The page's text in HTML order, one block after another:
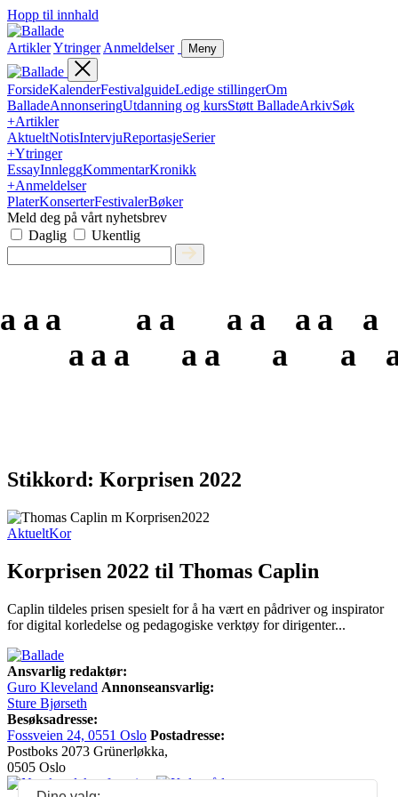
Hopp til innhald
ArtiklerYtringer Anmeldelser Meny
ForsideKalenderFestivalguideLedige stillingerOm
BalladeAnnonseringUtdanning og kursStøtt BalladeArkivSøk
+Artikler
AktueltNotisIntervjuReportasjeSerier
+Ytringer
EssayInnleggKommentarKronikk
+Anmeldelser
PlaterKonserterFestivalerBøker
Meld deg på vårt nyhetsbrev
Daglig
Ukentlig
a a a
a a
a a
a a
a a
a
a a
a
a
Stikkord: Korprisen 2022
AktueltKor
Korprisen 2022 til Thomas Caplin
Caplin tildeles prisen spesielt for å ha vært en pådriver og inspirator
for digital korledelse og pedagogiske verktøy for dirigenter...
Ansvarlig redaktør:
Guro Kleveland Annonseansvarlig:
Sture Bjørseth
Besøksadresse:
Fossveien 24, 0551 Oslo Postadresse:
Postboks 2073 Grünerløkka,
0505 Oslo